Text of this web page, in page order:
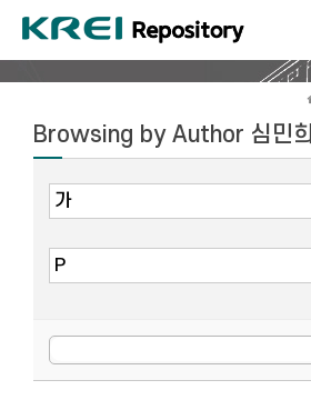
Browsing by Author 심민희